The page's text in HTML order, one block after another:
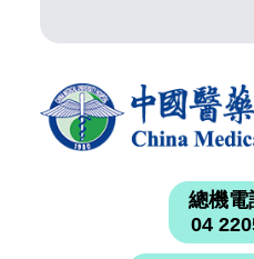
總機電
04